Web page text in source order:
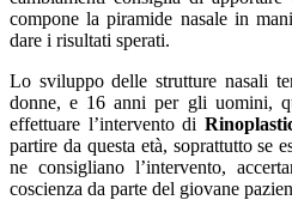
compone la piramide nasale in
dare i risultati sperati.
Lo sviluppo delle strutture nasali
donne, e 16 anni per gli uomini,
effettuare l’intervento di
partire da questa età, soprattutto se
ne consigliano l’intervento,
coscienza da parte del giovane